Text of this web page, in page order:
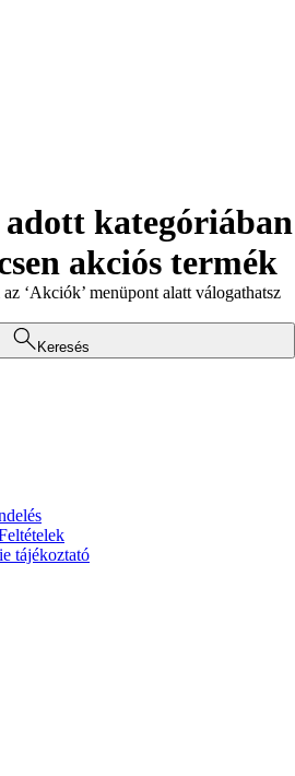
kategóriában
akciós termék
‘Akciók’ menüpont alatt válogathatsz
Keresés
tájékoztató